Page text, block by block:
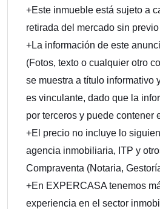
+Este inmueble está sujeto a
retirada del mercado sin
+La información de este
(Fotos, texto o cualquier otro
se muestra a título informativo
es vinculante, dado que la
por terceros y puede contener
+El precio no incluye lo
agencia inmobiliaria, ITP y
Compraventa (Notaria,
+En EXPERCASA tenemos
experiencia en el sector